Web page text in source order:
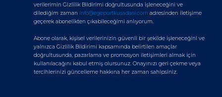
verilerimin Gizlilik Bildirimi doğrultusunda işleneceğini ve
dilediğim zaman info@egeportkusadasi.com adresinden iletişime
geçerek abonelikten çıkabileceğimi anlıyorum.
Abone olarak, kişisel verilerinizin güvenli bir şekilde işleneceğini ve
yalnızca Gizlilik Bildirimi kapsamında belirtilen amaçlar
doğrultusunda, pazarlama ve promosyon iletişimleri almak için
kullanılacağını kabul etmiş olursunuz. Onayınızı geri çekme veya
tercihlerinizi güncelleme hakkına her zaman sahipsiniz.